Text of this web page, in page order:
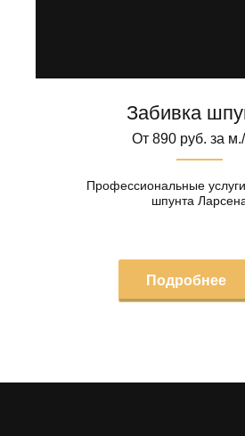
Забивка
От 890 руб. за м./
Профессиональные
шпунта
Подробнее